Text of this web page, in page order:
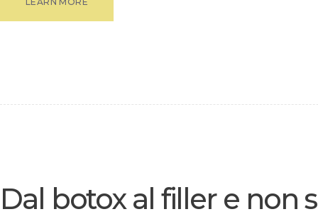
Dal botox al filler e non